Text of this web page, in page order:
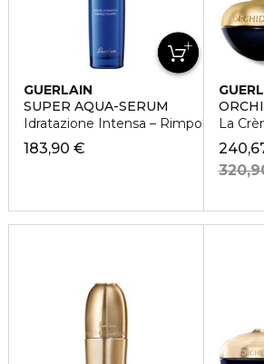
GUERLAIN
SUPER AQUA-SERUM
Idratazione Intensa – Rimpolpante -
183,90 €
La